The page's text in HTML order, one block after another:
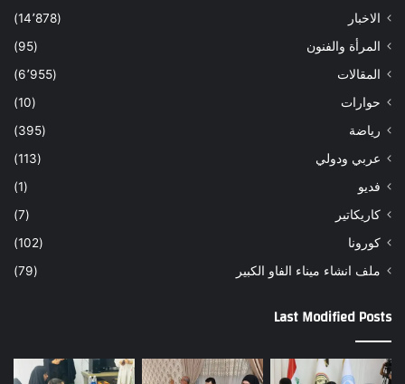
الاخبار
(14٬878)
المرأة والفنون
(95)
المقالات
(6٬955)
حوارات
(10)
رياضة
(395)
عربي ودولي
(113)
فديو
(1)
كاريكاتير
(7)
كورونا
(102)
ملف انشاء ميناء الفاو الكبير
(79)
Last Modified Posts